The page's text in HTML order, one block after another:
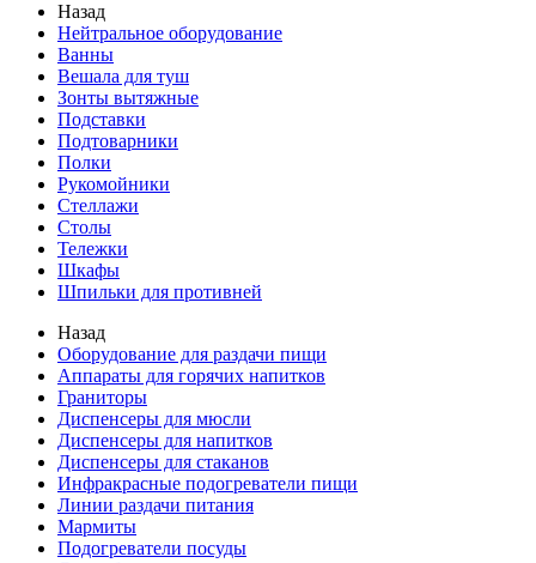
Назад
Нейтральное оборудование
Ванны
Вешала для туш
Зонты вытяжные
Подставки
Подтоварники
Полки
Рукомойники
Стеллажи
Столы
Тележки
Шкафы
Шпильки для противней
Назад
Оборудование для раздачи пищи
Аппараты для горячих напитков
Граниторы
Диспенсеры для мюсли
Диспенсеры для напитков
Диспенсеры для стаканов
Инфракрасные подогреватели пищи
Линии раздачи питания
Мармиты
Подогреватели посуды